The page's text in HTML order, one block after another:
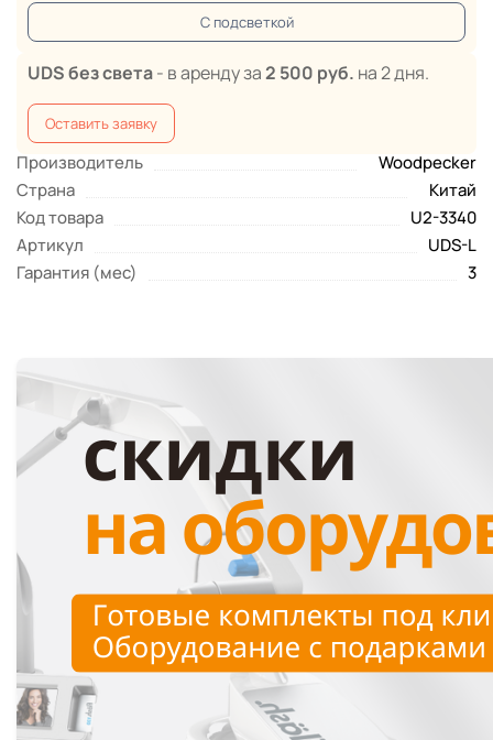
С подсветкой
UDS без света- в аренду за2 500 руб. на 2 дня.
Оставить заявку
Производитель
Woodpecker
Страна
Китай
Код товара
U2-3340
Артикул
UDS-L
Гарантия (мес)
3